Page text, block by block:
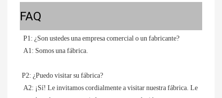
FAQ
P1: ¿Son ustedes una empresa comercial o un fabricante?
A1: Somos una fábrica.
P2: ¿Puedo visitar su fábrica?